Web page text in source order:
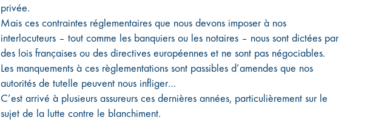
privée.
Mais ces contraintes réglementaires que nous devons imposer à nos
interlocuteurs – tout comme les banquiers ou les notaires – nous sont dictées par
des lois françaises ou des directives européennes et ne sont pas négociables.
Les manquements à ces règlementations sont passibles d’amendes que nos
autorités de tutelle peuvent nous infliger…
C’est arrivé à plusieurs assureurs ces dernières années, particulièrement sur le
sujet de la lutte contre le blanchiment.